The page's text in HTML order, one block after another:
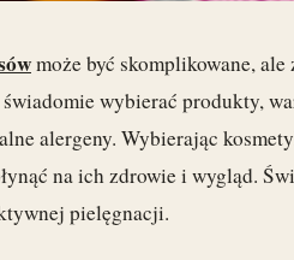
może być skomplikowane,
wybierać produkty,
alergeny. Wybierając
na ich zdrowie i wygląd.
pielęgnacji.